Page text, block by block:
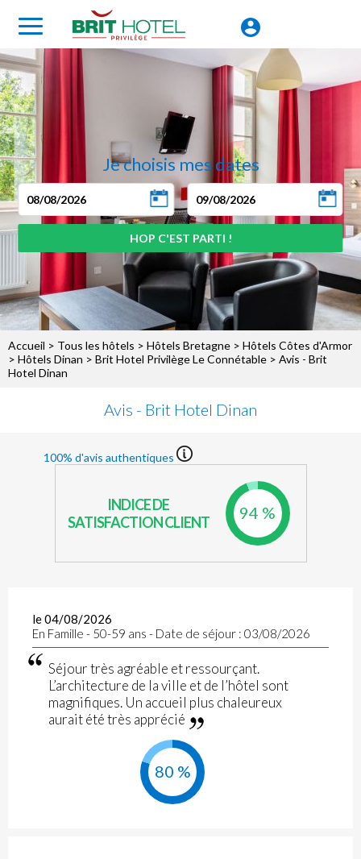
Je choisis mes dates
Accueil > Tous les hôtels > Hôtels Bretagne > Hôtels Côtes d'Armor
> Hôtels Dinan > Brit Hotel Privilège Le Connétable > Avis - Brit
Hotel Dinan
Avis - Brit Hotel Dinan
100% d'avis authentiques
INDICE DE
SATISFACTION CLIENT
94 %
le 04/08/2026
En Famille - 50-59 ans - Date de séjour : 03/08/2026
Séjour très agréable et ressourçant.
L’architecture de la ville et de l’hôtel sont
magnifiques. Un accueil plus chaleureux
aurait été très apprécié
80 %